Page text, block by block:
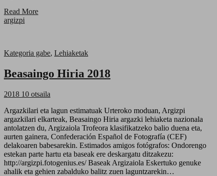
Read More
argizpi
Kategoria gabe, Lehiaketak
Beasaingo Hiria 2018
2018 10 otsaila
Argazkilari eta lagun estimatuak Urteroko moduan, Argizpi
argazkilari elkarteak, Beasaingo Hiria argazki lehiaketa nazionala
antolatzen du, Argizaiola Trofeora klasifikatzeko balio duena eta,
aurten gainera, Confederación Español de Fotografía (CEF)
delakoaren babesarekin. Estimados amigos fotógrafos: Ondorengo
estekan parte hartu eta baseak ere deskargatu ditzakezu:
http://argizpi.fotogenius.es/ Baseak Argizaiola Eskertuko genuke
ahalik eta gehien zabalduko balitz zuen laguntzarekin…